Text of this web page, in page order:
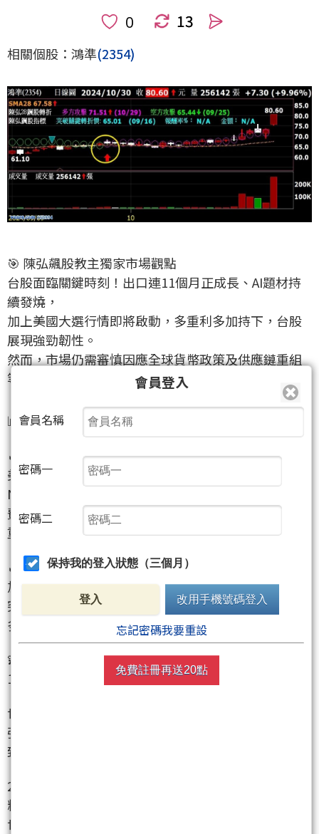
13
相關個股：鴻準(2354)
🎯 陳弘飆股教主獨家市場觀點
台股面臨關鍵時刻！出口連11個月正成長、AI題材持
續發燒，
加上美國大選行情即將啟動，多重利多加持下，台股
展現強勁韌性。
然而，市場仍需審慎因應全球貨幣政策及供應鏈重組
等變數。
📊 盤勢主軸分析
🔥 短線焦點
美股全面飄紅
Nasdaq指數大幅上揚
費城半導體指數創新高
重要科技股全線上漲
🔥台股關鍵支撐位
加權指數下跌106.16點（-0.46%）
突破上檔複合頭部頸線反壓
多方重新奪回中期走勢主導權
💫 強勢族群分析
1. 先進製程供應鏈三雄
世芯-KY
弘塑
致茂
2. 高速運算伺服器概念股
精測
世芯-KY
會員登入
會員名稱
密碼一
密碼二
保持我的登入狀態（三個月）
登入 改用手機號碼登入
忘記密碼我要重設
免費註冊再送20點